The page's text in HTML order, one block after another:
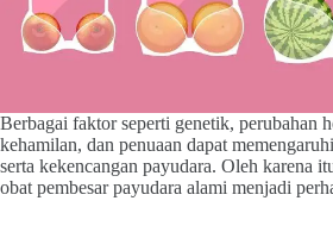
Berbagai faktor seperti genetik, perubahan
kehamilan, dan penuaan dapat
serta kekencangan payudara. Oleh karena
obat pembesar payudara alami menjadi